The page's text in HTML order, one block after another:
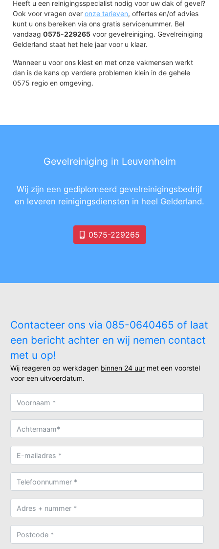
Heeft u een reinigingsspecialist nodig voor uw dak of gevel?
Ook voor vragen overonze tarieven, offertes en/of advies
kunt u ons bereiken via ons gratis servicenummer. Bel
vandaag0575-229265 voor gevelreiniging. Gevelreiniging
Gelderland staat het hele jaar voor u klaar.
Wanneer u voor ons kiest en met onze vakmensen werkt
dan is de kans op verdere problemen klein in de gehele
0575 regio en omgeving.
Gevelreiniging in Leuvenheim
Wij zijn een gediplomeerd gevelreinigingsbedrijf
en leveren reinigingsdiensten in heel Gelderland.
0575-229265
Contacteer ons via 085-0640465 of laat
een bericht achter en wij nemen contact
met u op!
Wij reageren op werkdagen binnen 24 uur met een voorstel
voor een uitvoerdatum.